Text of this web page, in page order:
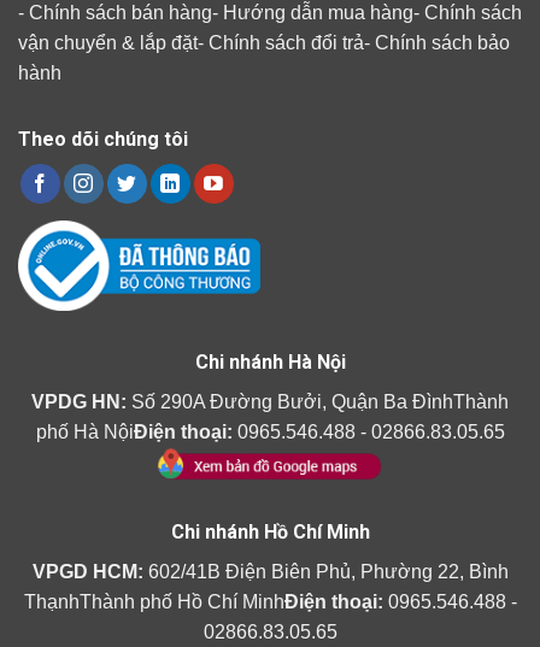
- Chính sách bán hàng- Hướng dẫn mua hàng- Chính sách
vận chuyển & lắp đặt- Chính sách đổi trả- Chính sách bảo
hành
Theo dõi chúng tôi
Chi nhánh Hà Nội
VPDG HN: Số 290A Đường Bưởi, Quận Ba ĐìnhThành
phố Hà NộiĐiện thoại: 0965.546.488 - 02866.83.05.65
Chi nhánh Hồ Chí Minh
VPGD HCM: 602/41B Điện Biên Phủ, Phường 22, Bình
ThạnhThành phố Hồ Chí MinhĐiện thoại: 0965.546.488 -
02866.83.05.65